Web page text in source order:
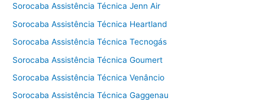
Sorocaba Assistência Técnica Jenn Air
Sorocaba Assistência Técnica Heartland
Sorocaba Assistência Técnica Tecnogás
Sorocaba Assistência Técnica Goumert
Sorocaba Assistência Técnica Venâncio
Sorocaba Assistência Técnica Gaggenau